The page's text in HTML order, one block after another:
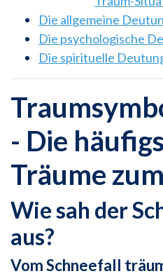
Die allgemeine
Die psychologische
Die spirituelle
- Die
Träume
Wie sah der
aus?
Vom Schneefall